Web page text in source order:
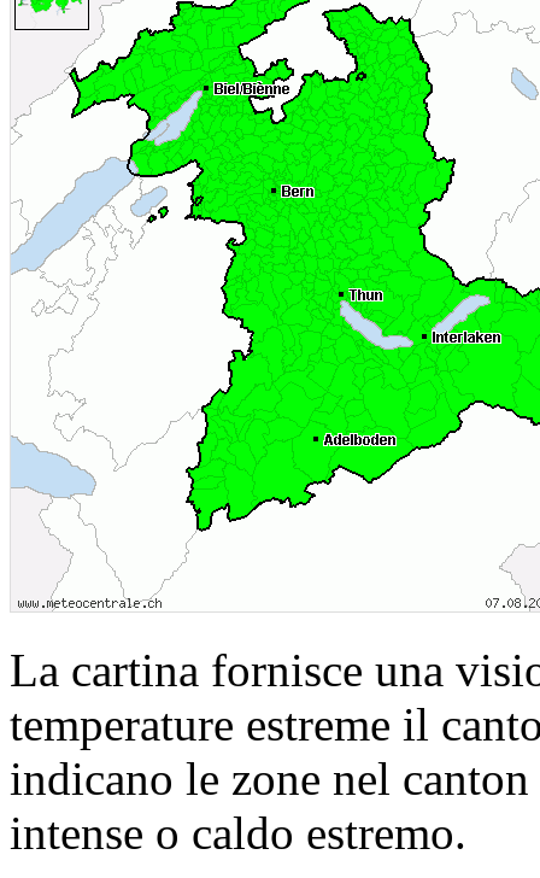
La cartina fornisce una
temperature estreme il
indicano le zone nel
intense o caldo estremo.